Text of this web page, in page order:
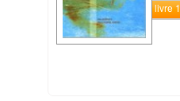
Commander le livre